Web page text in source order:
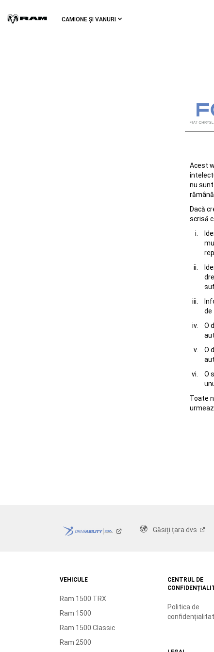
Main
CAMIONE ȘI VANURI
Acest
nu
Dacă
scrisă
de
O
O
O
Toate
Găsiți țara dvs
VEHICULE
Ram 1500 TRX
Ram 1500
Ram 1500 Classic
Ram 2500
CENTRUL DE
Politica de